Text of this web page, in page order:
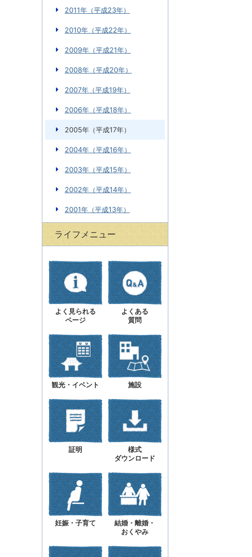
2011年（平成23年）
2010年（平成22年）
2009年（平成21年）
2008年（平成20年）
2007年（平成19年）
2006年（平成18年）
2005年（平成17年）
2004年（平成16年）
2003年（平成15年）
2002年（平成14年）
2001年（平成13年）
ライフメニュー
よく見られる
ページ
よくある
質問
観光・イベント 施設
証明
様式
ダウンロード
妊娠・子育て
結婚・離婚・
おくやみ